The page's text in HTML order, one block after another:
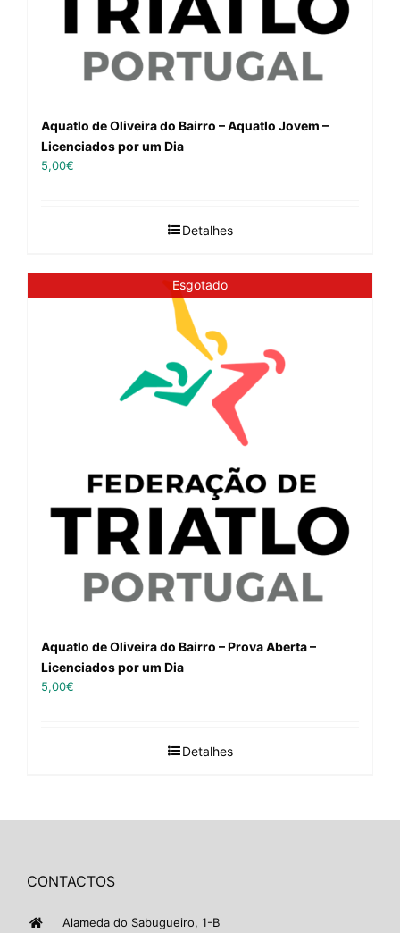
Aquatlo de Oliveira do Bairro – Aquatlo Jovem –
Licenciados por um Dia
5,00€
Detalhes
Esgotado
Aquatlo de Oliveira do Bairro – Prova Aberta –
Licenciados por um Dia
5,00€
Detalhes
CONTACTOS
Alameda do Sabugueiro, 1-B